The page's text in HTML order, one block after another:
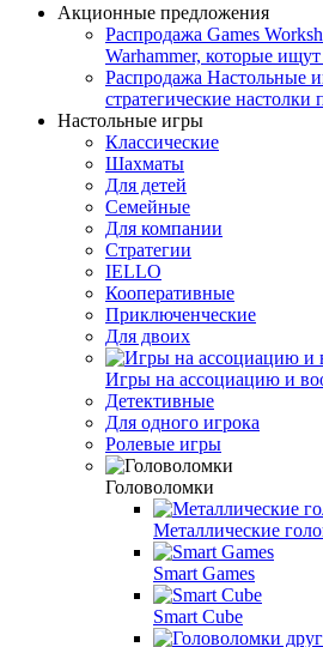
Акционные предложения
Распродажа Games
Warhammer, которые
Распродажа Настольные
стратегические
Настольные игры
Классические
Шахматы
Для детей
Семейные
Для компании
Стратегии
IELLO
Кооперативные
Приключенческие
Для двоих
Игры на ассоциацию и
Детективные
Для одного игрока
Ролевые игры
Головоломки
Металлические
Smart Games
Smart Cube